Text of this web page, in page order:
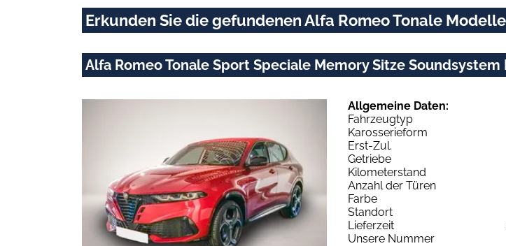
Erkunden Sie die gefundenen Alfa Romeo Tonale
Alfa Romeo Tonale Sport Speciale Memory Sitze Soundsystem
Allgemeine Daten:
Fahrzeugtyp
Karosserieform
Erst-Zul.
Getriebe
Kilometerstand
Anzahl der Türen
Farbe
Standort
Lieferzeit
Unsere Nummer